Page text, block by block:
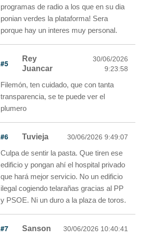
programas de radio a los que en su dia
ponian verdes la plataforma! Sera
porque hay un interes muy personal.
#5
Rey
Juancar
30/06/2026
9:23:58
Filemón, ten cuidado, que con tanta
transparencia, se te puede ver el
plumero
#6 Tuvieja 30/06/2026 9:49:07
Culpa de sentir la pasta. Que tiren ese
edificio y pongan ahí el hospital privado
que hará mejor servicio. No un edificio
ilegal cogiendo telarañas gracias al PP
y PSOE. Ni un duro a la plaza de toros.
#7 Sanson 30/06/2026 10:40:41